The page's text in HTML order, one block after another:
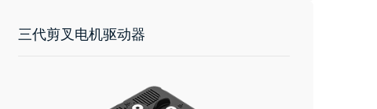
三代剪叉电机驱动器